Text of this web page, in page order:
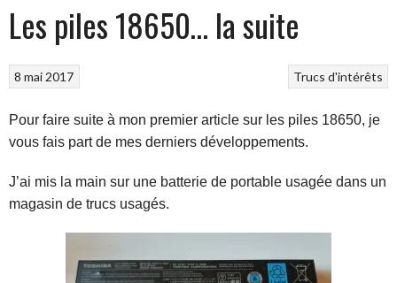
Les piles 18650… la suite
Trucs d'intérêts
8 mai 2017
Pour faire suite à mon premier article sur les piles 18650, je
vous fais part de mes derniers développements.
J’ai mis la main sur une batterie de portable usagée dans un
magasin de trucs usagés.